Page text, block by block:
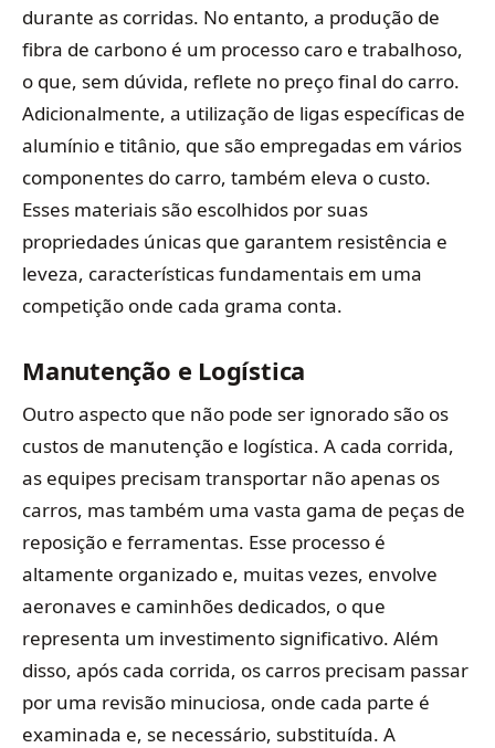
durante as corridas. No entanto, a produção de
fibra de carbono é um processo caro e trabalhoso,
o que, sem dúvida, reflete no preço final do carro.
Adicionalmente, a utilização de ligas específicas de
alumínio e titânio, que são empregadas em vários
componentes do carro, também eleva o custo.
Esses materiais são escolhidos por suas
propriedades únicas que garantem resistência e
leveza, características fundamentais em uma
competição onde cada grama conta.
Manutenção e Logística
Outro aspecto que não pode ser ignorado são os
custos de manutenção e logística. A cada corrida,
as equipes precisam transportar não apenas os
carros, mas também uma vasta gama de peças de
reposição e ferramentas. Esse processo é
altamente organizado e, muitas vezes, envolve
aeronaves e caminhões dedicados, o que
representa um investimento significativo. Além
disso, após cada corrida, os carros precisam passar
por uma revisão minuciosa, onde cada parte é
examinada e, se necessário, substituída. A